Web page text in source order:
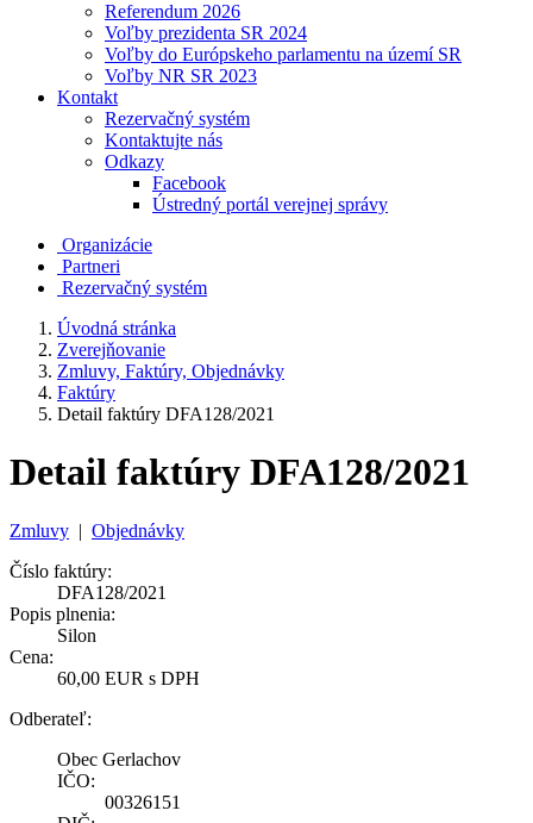
Referendum 2026
Voľby prezidenta SR 2024
Voľby do Európskeho parlamentu na území SR
Voľby NR SR 2023
Kontakt
Rezervačný systém
Kontaktujte nás
Odkazy
Facebook
Ústredný portál verejnej správy
Organizácie
Partneri
Rezervačný systém
Úvodná stránka
Zverejňovanie
Zmluvy, Faktúry, Objednávky
Faktúry
Detail faktúry DFA128/2021
Detail faktúry DFA128/2021
Zmluvy | Objednávky
Číslo faktúry:
DFA128/2021
Popis plnenia:
Silon
Cena:
60,00 EUR s DPH
Odberateľ:
Obec Gerlachov
IČO:
00326151